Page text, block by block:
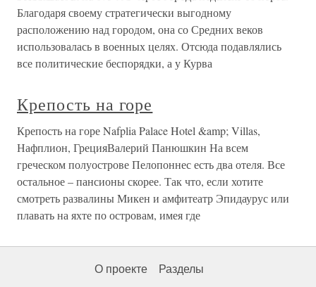
Благодаря своему стратегически выгодному
расположению над городом, она со Средних веков
использовалась в военных целях. Отсюда подавлялись
все политические беспорядки, а у Курва
Крепость на горе
Крепость на горе Nafplia Palace Hotel &amp; Villas,
Нафплион, ГрецияВалерий Панюшкин На всем
греческом полуострове Пелопоннес есть два отеля. Все
остальное – пансионы скорее. Так что, если хотите
смотреть развалины Микен и амфитеатр Эпидаурус или
плавать на яхте по островам, имея где
О проекте Разделы